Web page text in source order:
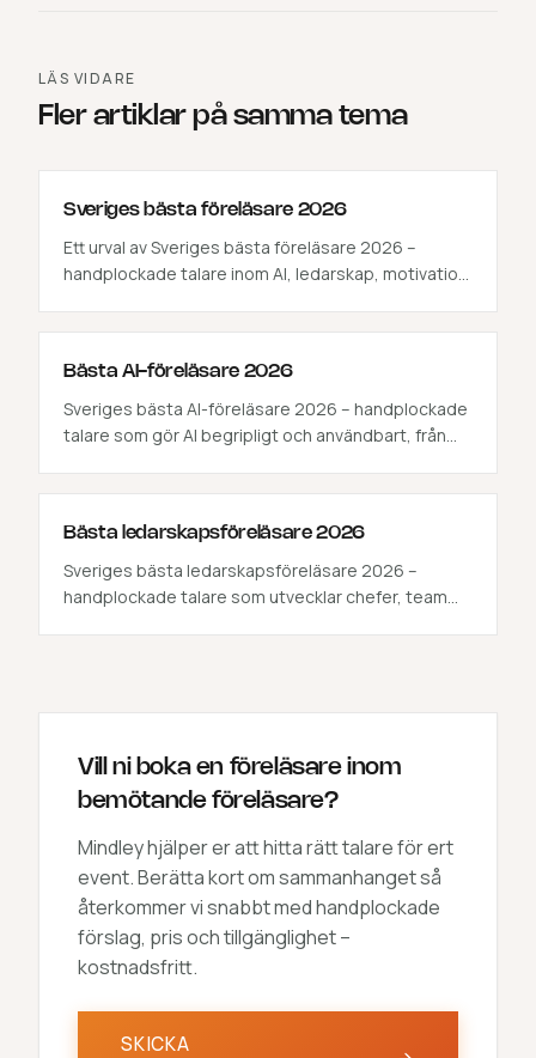
LÄS VIDARE
Fler artiklar på samma tema
Sveriges bästa föreläsare 2026
Ett urval av Sveriges bästa föreläsare 2026 –
handplockade talare inom AI, ledarskap, motivation,
Bästa AI-föreläsare 2026
Sveriges bästa AI-föreläsare 2026 – handplockade
talare som gör AI begripligt och användbart, från
Bästa ledarskapsföreläsare 2026
Sveriges bästa ledarskapsföreläsare 2026 –
handplockade talare som utvecklar chefer, team
Vill ni boka en föreläsare inom
bemötande föreläsare?
Mindley hjälper er att hitta rätt talare för ert
event. Berätta kort om sammanhanget så
återkommer vi snabbt med handplockade
förslag, pris och tillgänglighet –
kostnadsfritt.
SKICKA